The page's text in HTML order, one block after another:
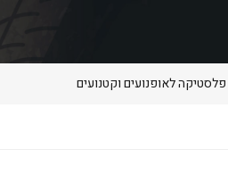
פלסטיקה לאופנועים וקטנועים